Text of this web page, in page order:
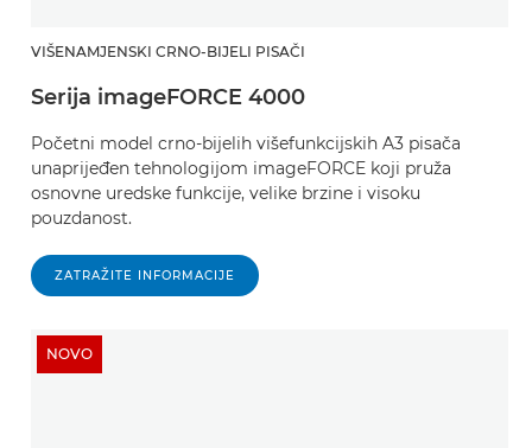
VIŠENAMJENSKI CRNO-BIJELI PISAČI
Serija imageFORCE 4000
Početni model crno-bijelih višefunkcijskih A3 pisača
unaprijeđen tehnologijom imageFORCE koji pruža
osnovne uredske funkcije, velike brzine i visoku
pouzdanost.
ZATRAŽITE INFORMACIJE
NOVO